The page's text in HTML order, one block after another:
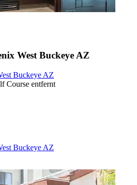
West Buckeye AZ
Buckeye AZ
Course entfernt
Buckeye AZ